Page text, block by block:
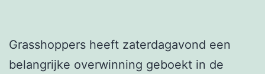
Grasshoppers heeft zaterdagavond een
belangrijke overwinning geboekt in de